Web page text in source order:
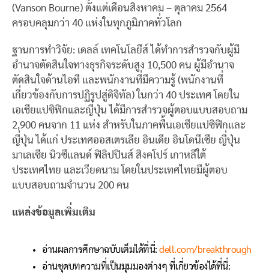
(Vanson Bourne) ตั้งแต่เดือนสิงหาคม – ตุลาคม 2564
ครอบคลุมกว่า 40 แห่งในทุกภูมิภาคทั่วโลก
ฐานการทำวิจัย: เดลล์ เทคโนโลยีส์ ได้ทำการสำรวจกับผู้มี
อำนาจตัดสินใจทางธุรกิจระดับสูง 10,500 คน ผู้มีอำนาจ
ตัดสินใจด้านไอที และพนักงานที่มีความรู้ (พนักงานที่
เกี่ยวข้องกับการปฏิรูปสู่ดิจิทัล) ในกว่า 40 ประเทศ โดยใน
เอเชียแปซิฟิกและญี่ปุ่น ได้มีการสำรวจผู้ตอบแบบสอบถาม
2,900 คนจาก 11 แห่ง สำหรับในภาคพื้นเอเชียแปซิฟิกและ
ญี่ปุ่น ได้แก่ ประเทศออสเตรเลีย อินเดีย อินโดนีเซีย ญี่ปุ่น
มาเลเซีย นิวซีแลนด์ ฟิลิปปินส์ สิงคโปร์ เกาหลีใต้
ประเทศไทย และเวียดนาม โดยในประเทศไทยมีผู้ตอบ
แบบสอบถามจำนวน 200 คน
แหล่งข้อมูลเพิ่มเติม
อ่านผลการศึกษาฉบับเต็มได้ที่นี่: dell.com/breakthrough
อ่านชุดบทความที่เป็นมุมมองต่างๆ ที่เกี่ยวข้องได้ที่นี่: